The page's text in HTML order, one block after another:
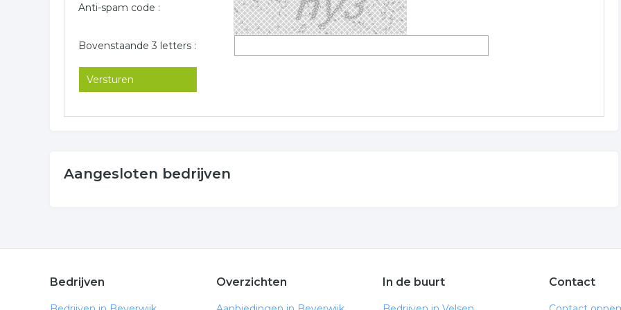
Anti-spam code :
Bovenstaande 3 letters :
Aangesloten bedrijven
Bedrijven Overzichten In de buurt Contact